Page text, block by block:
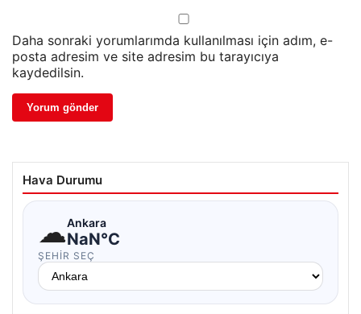
Daha sonraki yorumlarımda kullanılması için adım, e-
posta adresim ve site adresim bu tarayıcıya
kaydedilsin.
Hava Durumu
☁Ankara
NaN°C
ŞEHIR SEÇ